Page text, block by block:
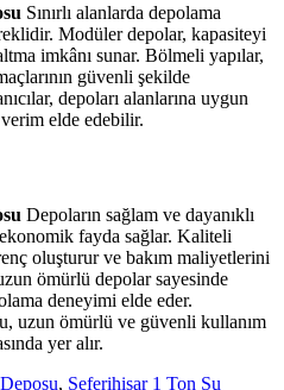
Sınırlı alanlarda depolama
Modüler depolar, kapasiteyi
imkânı sunar. Bölmeli yapılar,
güvenli şekilde
depoları alanlarına uygun
elde edebilir.
Depoların sağlam ve dayanıklı
fayda sağlar. Kaliteli
oluşturur ve bakım maliyetlerini
ömürlü depolar sayesinde
deneyimi elde eder.
uzun ömürlü ve güvenli kullanım
yer alır.
, Seferihisar 1 Ton Su